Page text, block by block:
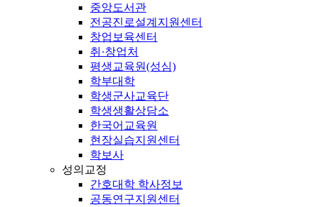
중앙도서관
전공진로설계지원센터
창업보육센터
취·창업처
평생교육원(성심)
학부대학
학생군사교육단
학생생활상담소
한국어교육원
현장실습지원센터
학보사
성의교정
간호대학 학사정보
공동연구지원센터